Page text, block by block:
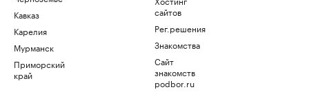
Кавказ
Карелия
Мурманск
Приморский
край
сайтов
Рег.решения
Знакомства
Сайт
знакомств
podbor.ru